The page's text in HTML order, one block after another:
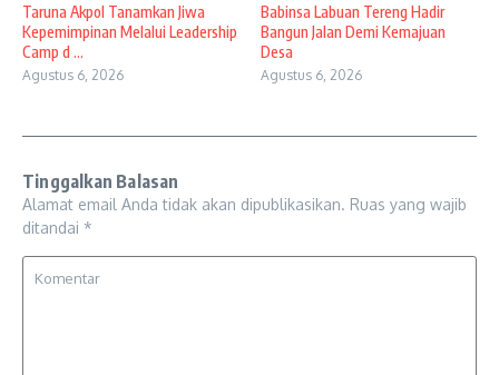
Taruna Akpol Tanamkan Jiwa
Kepemimpinan Melalui Leadership
Camp d ...
Agustus 6, 2026
Babinsa Labuan Tereng Hadir
Bangun Jalan Demi Kemajuan
Desa
Agustus 6, 2026
Tinggalkan Balasan
Alamat email Anda tidak akan dipublikasikan. Ruas yang wajib
ditandai *